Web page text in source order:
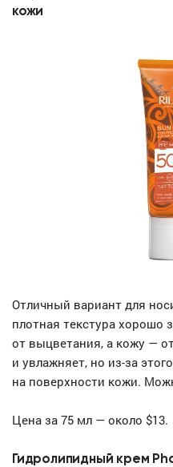
кожи
Отличный вариант для
плотная текстура хорошо
от выцветания, а кожу —
и увлажняет, но из-за
на поверхности кожи.
Цена за 75 мл — около $13.
Гидролипидный крем